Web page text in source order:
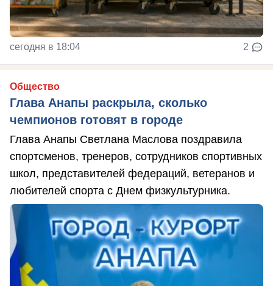
сегодня в 18:04 2
Общество
Глава Анапы раскрыла, сколько
чемпионов готовят в городе
Глава Анапы Светлана Маслова поздравила
спортсменов, тренеров, сотрудников спортивных
школ, представителей федераций, ветеранов и
любителей спорта с Днем физкультурника.